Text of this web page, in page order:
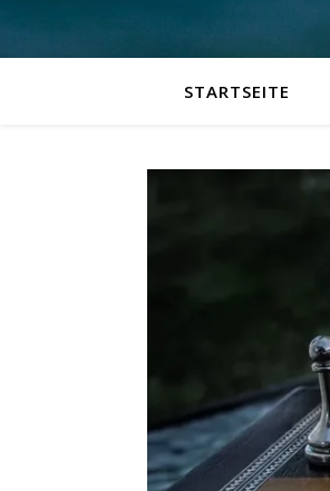
STARTSEITE